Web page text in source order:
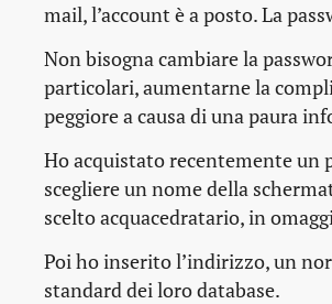
mail, l’account è a posto. La
Non bisognacambiarela
particolari, aumentarne la
peggiore a causa di una paura
Ho acquistato recentemente un
scegliere unnome della
sceltoacquacedratario, in
Poi ho inserito l’indirizzo, un
standarddei loro database.